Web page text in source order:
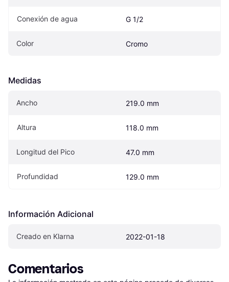
Conexión de agua G 1/2
Color Cromo
Medidas
Ancho 219.0 mm
Altura 118.0 mm
Longitud del Pico 47.0 mm
Profundidad 129.0 mm
Información Adicional
Creado en Klarna 2022-01-18
Comentarios